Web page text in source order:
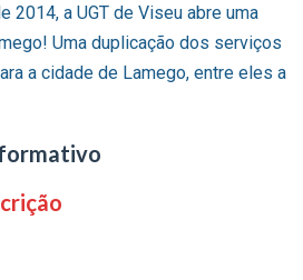
2014, a UGT de Viseu abre uma
Uma duplicação dos serviços
a cidade de Lamego, entre eles a